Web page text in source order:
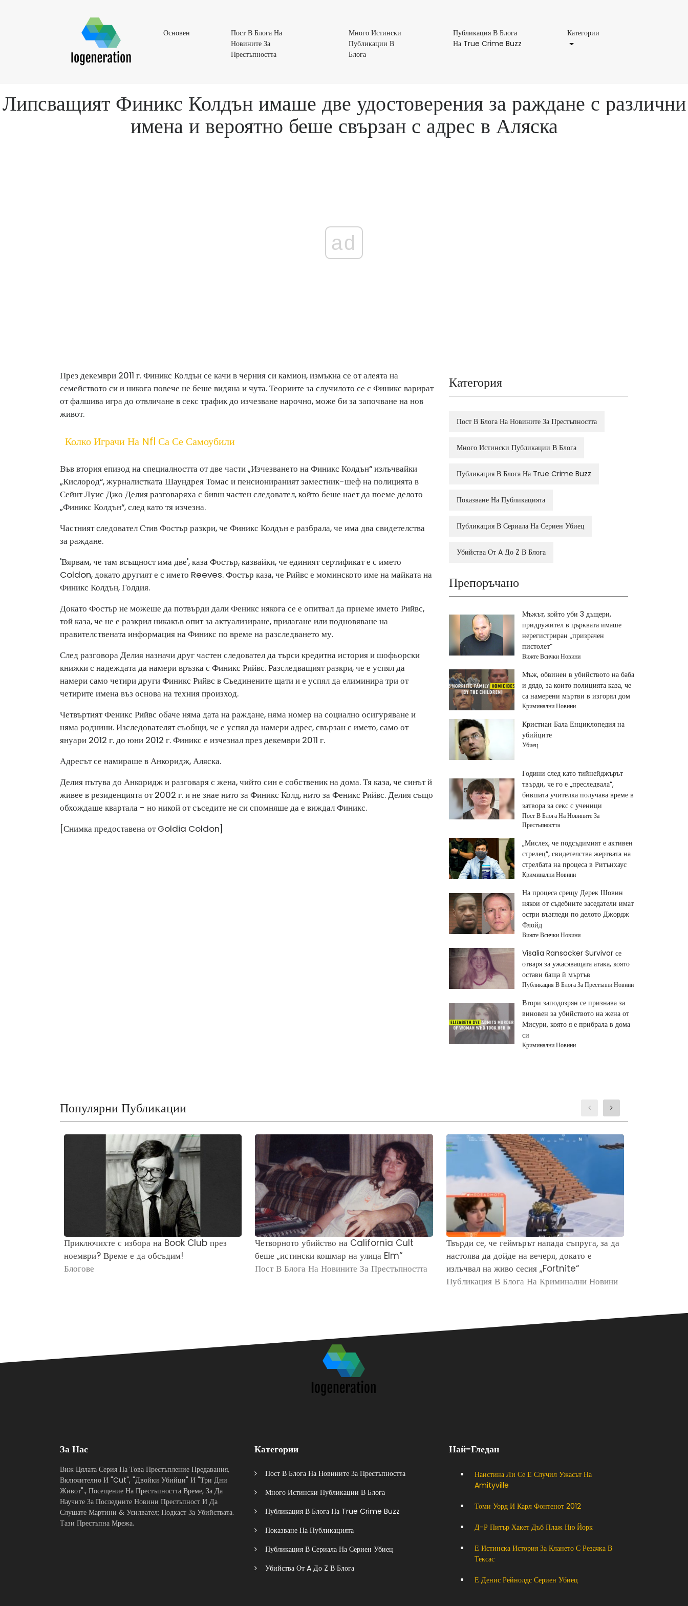
ОсновенОсновен
Пост В Блога На
Новините За
ПрестъпносттаПост
За
Престъпността
Много Истински
Публикации В
БлогаМного
Публикация В Блога
На True Crime Buzz
Buzz
Категории
Липсващият Финикс Колдън имаше две удостоверения за раждане с различни
имена и вероятно беше свързан с адрес в Аляска
ad
През декември 2011 г. Финикс Колдън се качи в черния си камион, измъкна се от алеята на
семейството си и никога повече не беше видяна и чута. Теориите за случилото се с Финикс варират
от фалшива игра до отвличане в секс трафик до изчезване нарочно, може би за започване на нов
живот.
Колко Играчи На Nfl Са Се Самоубили
Във втория епизод на специалността от две части „Изчезването на Финикс Колдън“ излъчвайки
„Кислород“, журналистката Шаундрея Томас и пенсионираният заместник-шеф на полицията в
Сейнт Луис Джо Делия разговаряха с бивш частен следовател, който беше нает да поеме делото
„Финикс Колдън“, след като тя изчезна.
Частният следовател Стив Фостър разкри, че Финикс Колдън е разбрала, че има два свидетелства
за раждане.
'Вярвам, че там всъщност има две', каза Фостър, казвайки, че единият сертификат е с името
Coldon, докато другият е с името Reeves. Фостър каза, че Рийвс е моминското име на майката на
Финикс Колдън, Голдия.
Докато Фостър не можеше да потвърди дали Феникс някога се е опитвал да приеме името Рийвс,
той каза, че не е разкрил никакъв опит за актуализиране, прилагане или подновяване на
правителствената информация на Финикс по време на разследването му.
След разговора Делия назначи друг частен следовател да търси кредитна история и шофьорски
книжки с надеждата да намери връзка с Финикс Рийвс. Разследващият разкри, че е успял да
намери само четири други Финикс Рийвс в Съединените щати и е успял да елиминира три от
четирите имена въз основа на техния произход.
Четвъртият Феникс Рийвс обаче няма дата на раждане, няма номер на социално осигуряване и
няма роднини. Изследователят съобщи, че е успял да намери адрес, свързан с името, само от
януари 2012 г. до юни 2012 г. Финикс е изчезнал през декември 2011 г.
Адресът се намираше в Анкоридж, Аляска.
Делия пътува до Анкоридж и разговаря с жена, чийто син е собственик на дома. Тя каза, че синът й
живее в резиденцията от 2002 г. и не знае нито за Финикс Колд, нито за Феникс Рийвс. Делия също
обхождаше квартала - но никой от съседите не си спомняше да е виждал Финикс.
[Снимка предоставена от Goldia Coldon]
Категория
Пост В Блога На Новините За Престъпността
Много Истински Публикации В Блога
Публикация В Блога На True Crime Buzz
Показване На Публикацията
Публикация В Сериала На Сериен Убиец
Убийства От A До Z В Блога
Препоръчано
Мъжът, който уби 3 дъщери,
придружител в църквата имаше
нерегистриран „призрачен
пистолет“
Вижте Всички Новини
Мъж, обвинен в убийството на баба
и дядо, за които полицията каза, че
са намерени мъртви в изгорял дом
Криминални Новини
Кристиан Бала Енциклопедия на
убийците
Убиец
Години след като тийнейджърът
твърди, че го е „преследвала“,
бившата учителка получава време в
затвора за секс с ученици
Пост В Блога На Новините За
Престъпността
„Мислех, че подсъдимият е активен
стрелец“, свидетелства жертвата на
стрелбата на процеса в Ритънхаус
Криминални Новини
На процеса срещу Дерек Шовин
някои от съдебните заседатели имат
остри възгледи по делото Джордж
Флойд
Вижте Всички Новини
Visalia Ransacker Survivor се
отваря за ужасяващата атака, която
остави баща й мъртъв
Публикация В Блога За Престъпни Новини
Втори заподозрян се признава за
виновен за убийството на жена от
Мисури, която я е прибрала в дома
си
Криминални Новини
Популярни Публикации
Приключихте с избора на Book Club през
ноември? Време е да обсъдим!
Блогове
Четворното убийство на California Cult
беше „истински кошмар на улица Elm“
Пост В Блога На Новините За Престъпността
Твърди се, че геймърът напада съпруга, за да
настоява да дойде на вечеря, докато е
излъчвал на живо сесия „Fortnite“
Публикация В Блога На Криминални Новини
За Нас
Виж Цялата Серия На Това Престъпление Предавания,
Включително И "Cut", "Двойки Убийци" И "Три Дни
Живот"., Посещение На Престъпността Време, За Да
Научите За Последните Новини Престъпност И Да
Слушате Мартини & Усилвател; Подкаст За Убийствата.
Тази Престъпна Мрежа.
Категории
Пост В Блога На Новините За Престъпността
Много Истински Публикации В Блога
Публикация В Блога На True Crime Buzz
Показване На Публикацията
Публикация В Сериала На Сериен Убиец
Убийства От A До Z В Блога
Най-Гледан
Наистина Ли Се Е Случил Ужасът На
Amityville
Томи Уорд И Карл Фонтенот 2012
Д-Р Питър Хакет Дъб Плаж Ню Йорк
Е Истинска История За Клането С Резачка В
Тексас
Е Денис Рейнолдс Сериен Убиец